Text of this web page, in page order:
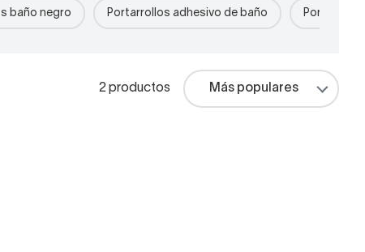
baño negro Portarrollos adhesivo de baño
2 productos